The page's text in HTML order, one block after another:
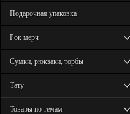
Подарочная упаковка
Рок мерч
Сумки, рюкзаки, торбы
Тату
Товары по темам